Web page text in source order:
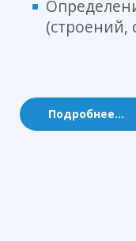
Подробнее...